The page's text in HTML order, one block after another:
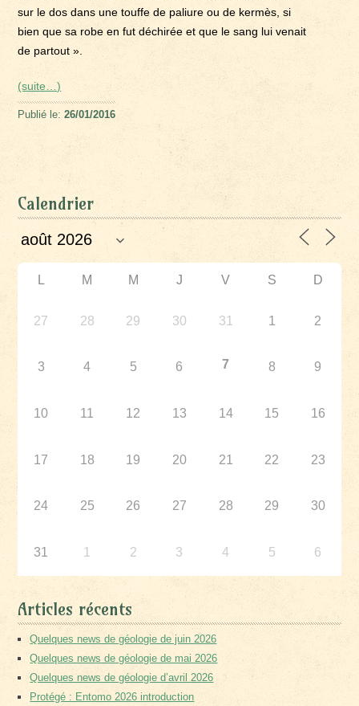
sur le dos dans une touffe de paliure ou de kermès, si
bien que sa robe en fut déchirée et que le sang lui venait
de partout ».
(suite…)
Publié le:26/01/2016
Calendrier
L M M J V S D
27 28 29 30 31 1 2
3 4 5 6 7 8 9
10 11 12 13 14 15 16
17 18 19 20 21 22 23
24 25 26 27 28 29 30
31 1 2 3 4 5 6
Articles récents
Quelques news de géologie de juin 2026
Quelques news de géologie de mai 2026
Quelques news de géologie d’avril 2026
Protégé : Entomo 2026 introduction